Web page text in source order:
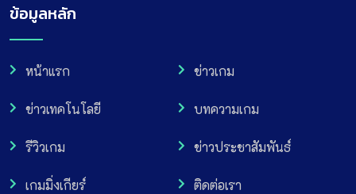
ข้อมูลหลัก
หน้าแรก ข่าวเกม
ข่าวเทคโนโลยี บทความเกม
รีวิวเกม ข่าวประชาสัมพันธ์
เกมมิ่งเกียร์ ติดต่อเรา